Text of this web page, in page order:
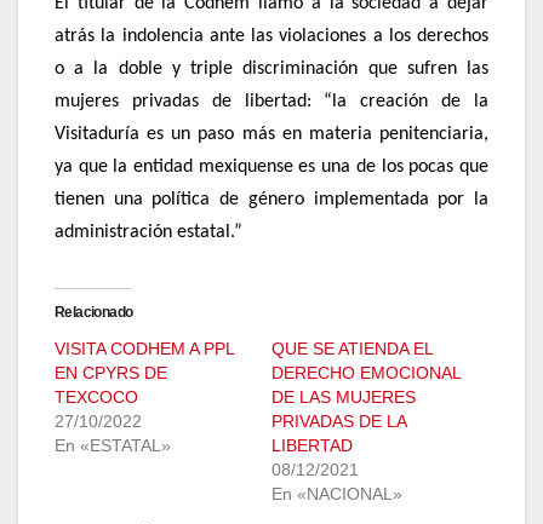
atrás la indolencia ante las violaciones a los derechos
o a la doble y triple discriminación que sufren las
mujeres privadas de libertad: “la creación de la
Visitaduría es un paso más en materia penitenciaria,
ya que la entidad mexiquense es una de los pocas que
tienen una política de género implementada por la
administración estatal.”
Relacionado
VISITA CODHEM A PPL
EN CPYRS DE
TEXCOCO
27/10/2022
En «ESTATAL»
QUE SE ATIENDA EL
DERECHO EMOCIONAL
DE LAS MUJERES
PRIVADAS DE LA
LIBERTAD
08/12/2021
En «NACIONAL»